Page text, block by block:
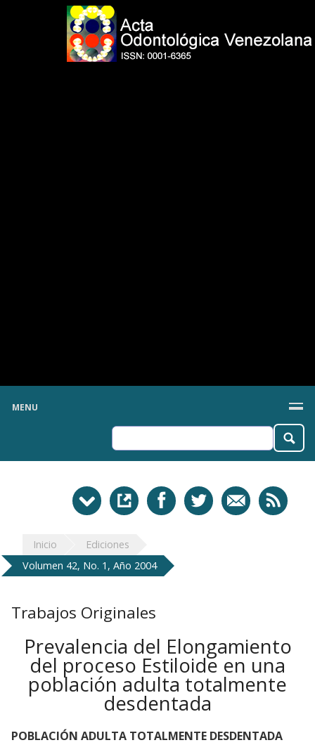
MENU
Inicio
Ediciones
Volumen 42, No. 1, Año 2004
Trabajos Originales
Prevalencia del Elongamiento
del proceso Estiloide en una
población adulta totalmente
desdentada
POBLACIÓN ADULTA TOTALMENTE DESDENTADA